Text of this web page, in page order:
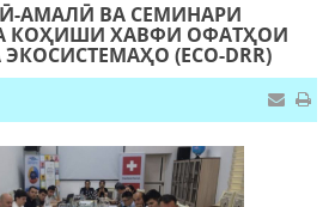
АМАЛӢ ВА СЕМИНАРИ
КОҲИШИ ХАВФИ ОФАТҲОИ
(ECO-DRR)